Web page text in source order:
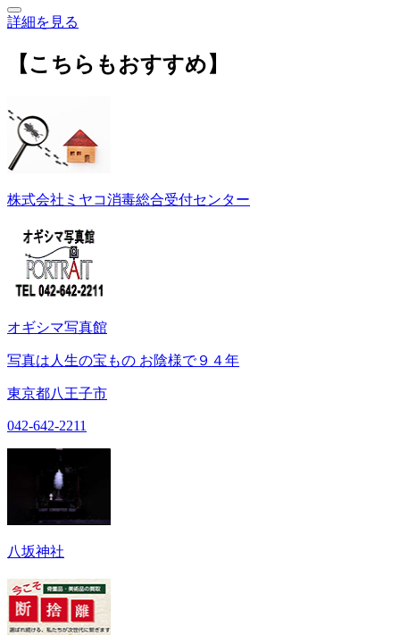
詳細を見る
【こちらもおすすめ】
株式会社ミヤコ消毒総合受付センター
オギシマ写真館
写真は人生の宝もの お陰様で９４年
東京都八王子市
042-642-2211
八坂神社